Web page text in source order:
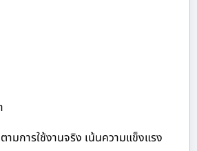
ามการใช้งานจริง เน้นความแข็งแรง